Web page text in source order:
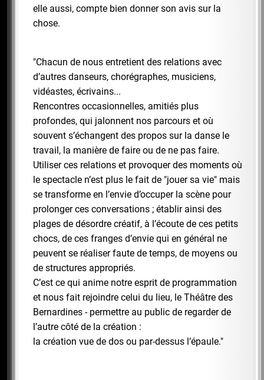
elle aussi, compte bien donner son avis sur la
chose.
"Chacun de nous entretient des relations avec
d’autres danseurs, chorégraphes, musiciens,
vidéastes, écrivains...
Rencontres occasionnelles, amitiés plus
profondes, qui jalonnent nos parcours et où
souvent s’échangent des propos sur la danse le
travail, la manière de faire ou de ne pas faire.
Utiliser ces relations et provoquer des moments où
le spectacle n’est plus le fait de "jouer sa vie" mais
se transforme en l’envie d’occuper la scène pour
prolonger ces conversations ; établir ainsi des
plages de désordre créatif, à l’écoute de ces petits
chocs, de ces franges d’envie qui en général ne
peuvent se réaliser faute de temps, de moyens ou
de structures appropriés.
C’est ce qui anime notre esprit de programmation
et nous fait rejoindre celui du lieu, le Théâtre des
Bernardines - permettre au public de regarder de
l’autre côté de la création :
la création vue de dos ou par-dessus l’épaule."